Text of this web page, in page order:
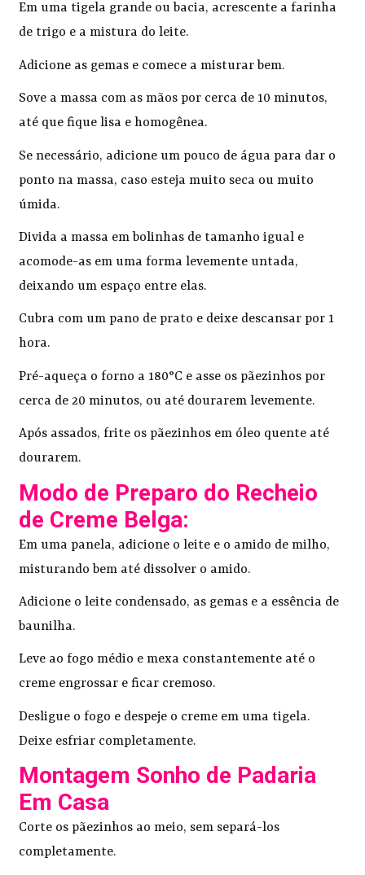
Em uma tigela grande ou bacia, acrescente a farinha
de trigo e a mistura do leite.
Adicione as gemas e comece a misturar bem.
Sove a massa com as mãos por cerca de 10 minutos,
até que fique lisa e homogênea.
Se necessário, adicione um pouco de água para dar o
ponto na massa, caso esteja muito seca ou muito
úmida.
Divida a massa em bolinhas de tamanho igual e
acomode-as em uma forma levemente untada,
deixando um espaço entre elas.
Cubra com um pano de prato e deixe descansar por 1
hora.
Pré-aqueça o forno a 180°C e asse os pãezinhos por
cerca de 20 minutos, ou até dourarem levemente.
Após assados, frite os pãezinhos em óleo quente até
dourarem.
Modo de Preparo do Recheio
de Creme Belga:
Em uma panela, adicione o leite e o amido de milho,
misturando bem até dissolver o amido.
Adicione o leite condensado, as gemas e a essência de
baunilha.
Leve ao fogo médio e mexa constantemente até o
creme engrossar e ficar cremoso.
Desligue o fogo e despeje o creme em uma tigela.
Deixe esfriar completamente.
Montagem Sonho de Padaria
Em Casa
Corte os pãezinhos ao meio, sem separá-los
completamente.